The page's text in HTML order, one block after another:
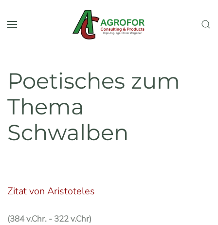
Skip to main content
Poetisches zum
Thema
Schwalben
Zitat von Aristoteles
(384 v.Chr. - 322 v.Chr)